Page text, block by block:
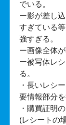
でいる。
ー影が差し
すぎている
強すぎる。
ー画像全体
ー被写体レ
る。
・長いレシ
要情報部分
・購買証明
(レシートの